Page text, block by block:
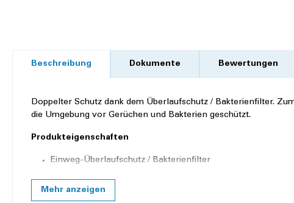
Beschreibung Dokumente Bewertungen
Doppelter Schutz dank dem Überlaufschutz / Bakterienfilter.
die Umgebung vor Gerüchen und Bakterien geschützt.
Produkteigenschaften
Einweg-Überlaufschutz / Bakterienfilter
Schützt Pumpe und Umgebung vor Bakterien
Farbe weiss
Mehr anzeigen